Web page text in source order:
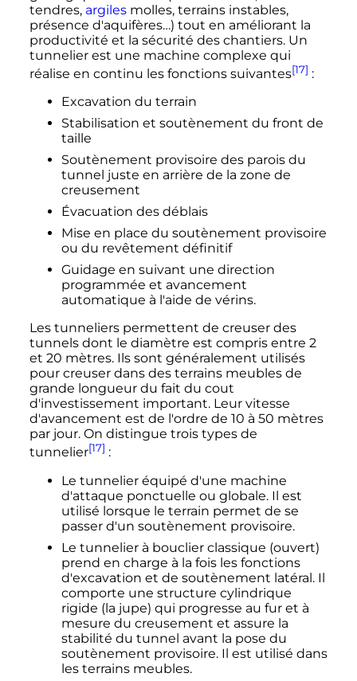
tendres, argilesmolles, terrains instables,
présence d'aquifères…) tout en améliorant la
productivité et la sécurité des chantiers. Un
tunnelier est une machine complexe qui
réalise en continu les fonctions suivantes[17] :
Excavation du terrain
Stabilisation et soutènement du front de
taille
Soutènement provisoire des parois du
tunnel juste en arrière de la zone de
creusement
Évacuation des déblais
Mise en place du soutènement provisoire
ou du revêtement définitif
Guidage en suivant une direction
programmée et avancement
automatique à l'aide de vérins.
Les tunneliers permettent de creuser des
tunnels dont le diamètre est compris entre 2
et 20 mètres. Ils sont généralement utilisés
pour creuser dans des terrains meubles de
grande longueur du fait du cout
d'investissement important. Leur vitesse
d'avancement est de l'ordre de 10 à 50 mètres
par jour. On distingue trois types de
tunnelier[17] :
Le tunnelier équipé d'une machine
d'attaque ponctuelle ou globale. Il est
utilisé lorsque le terrain permet de se
passer d'un soutènement provisoire.
Le tunnelier à bouclier classique (ouvert)
prend en charge à la fois les fonctions
d'excavation et de soutènement latéral. Il
comporte une structure cylindrique
rigide (la jupe) qui progresse au fur et à
mesure du creusement et assure la
stabilité du tunnel avant la pose du
soutènement provisoire. Il est utilisé dans
les terrains meubles.